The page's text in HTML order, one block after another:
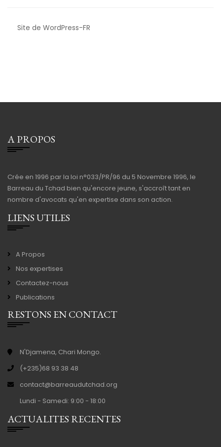
Site de WordPress-FR
A PROPOS
Crée en 1996 par la loi n°033/PR/96 du 5 Novembre 1996, le
Barreau du Tchad bien qu'encore jeune, s'accroît tant en
nombre d'avocats qu'en expertise dans son action.
LIENS UTILES
A Propos
Nos expertises
Contactez-nous
Publications
RESTONS EN CONTACT
N'Djamena, Chari Mongo.
(+235)68 93 38 48
contact@barreaudutchad.org
Lundi - Samedi: 9:00 - 18:00
ACTUALITES RECENTES